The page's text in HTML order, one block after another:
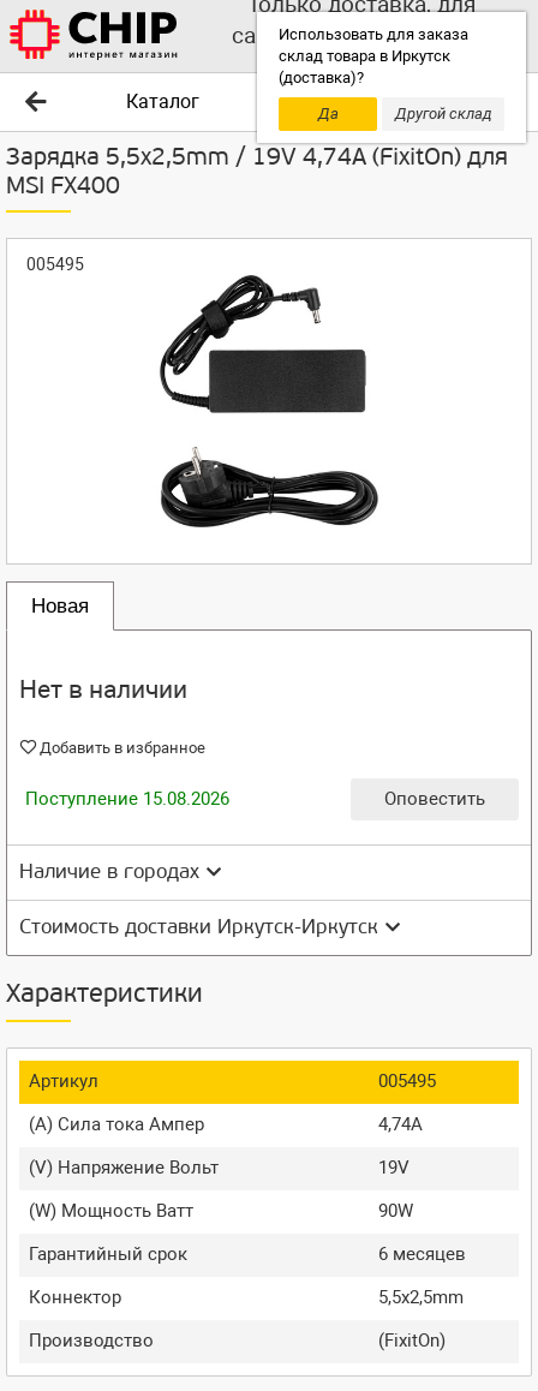
Использовать для заказа
склад товара в Иркутск
(доставка)?
Да
Другой склад
самовывоза выбирайте
другой склад!
Каталог
Зарядка 5,5x2,5mm / 19V 4,74A (FixitOn) для
MSI FX400
005495
Новая
Нет в наличии
Добавить в избранное
Поступление 15.08.2026 Оповестить
Наличие в городах
Стоимость доставки Иркутск-Иркутск
Характеристики
Артикул
005495
(A) Сила тока Ампер
4,74A
(V) Напряжение Вольт
19V
(W) Мощность Ватт
90W
Гарантийный срок
6 месяцев
Коннектор
5,5x2,5mm
Производство
(FixitOn)